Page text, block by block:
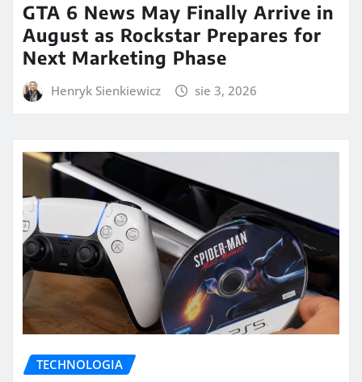
GTA 6 News May Finally Arrive in
August as Rockstar Prepares for
Next Marketing Phase
Henryk Sienkiewicz sie 3, 2026
TECHNOLOGIA